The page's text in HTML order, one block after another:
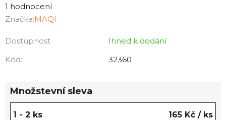
hodnocení
produktu
5,0
z
1 hodnocení
Značka:MAQI
Dostupnost
Ihned k dodání
Kód:
32360
Množstevní sleva
1 - 2 ks 165 Kč / ks